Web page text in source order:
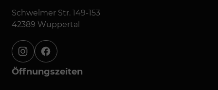
Schwelmer Str. 149-153
42389 Wuppertal
instagramfacebook
Öffnungszeiten